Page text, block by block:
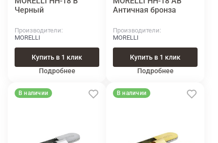
Черный
Производители
MORELLI
Купить в 1 клик
Подробнее
Античная бронза
Производители
MORELLI
Купить в 1 клик
Подробнее
В наличии В наличии